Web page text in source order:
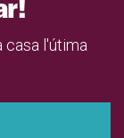
casa l'útima